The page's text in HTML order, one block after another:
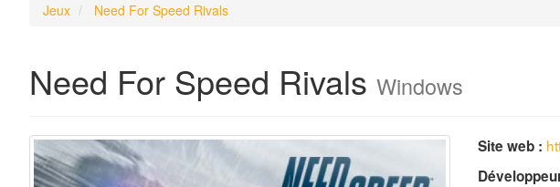
Jeux Need For Speed Rivals
Need For Speed Rivals Windows
Site web :